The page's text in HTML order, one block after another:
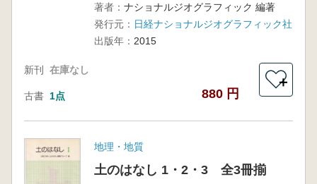
著者： ナショナルジオグラフィック 編著
発行元： 日経ナショナルジオグラフィック社
出版年： 2015
新刊 在庫なし
古書 1点 880 円
＋
地理・地質
土のはなし 1・2・3 全3冊揃